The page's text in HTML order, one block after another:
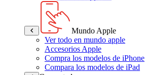
Mundo Apple
Ver todo en mundo apple
Accesorios Apple
Compra los modelos de iPhone
Compara los modelos de iPad